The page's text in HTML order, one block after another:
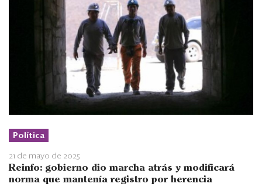
Política
21 de mayo de 2025
Reinfo: gobierno dio marcha atrás y modificará
norma que mantenía registro por herencia